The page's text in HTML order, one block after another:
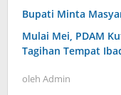
Bupati Minta
Mulai Mei, PDAM
Tagihan Tempat
oleh Admin